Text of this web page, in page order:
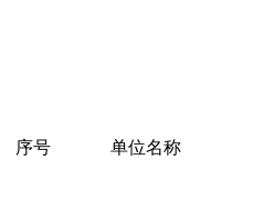
序号 单位名称